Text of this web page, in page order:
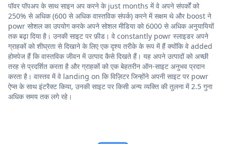
पॉवर पॉपअप के साथ साइन अप करने के just months में वे अपने संपर्कों को
250% से अधिक (600 से अधिक वास्तविक संपर्क) करने में सक्षम थे और boost ने
powr सोशल का उपयोग करके अपने सोशल मीडिया को 6000 से अधिक अनुयायियों
तक बढ़ा दिया है। उनकी साइट पर फ़ीड। वे constantly powr स्लाइडर अपने
ग्राहकों को शीघ्रता से दिखाने के लिए एक दृश्य तरीके के रूप में हैं क्योंकि वे added
होमपेज हैं कि वास्तविक जीवन में उत्पाद कैसे दिखते हैं। यह अपने उत्पादों को अच्छी
तरह से प्रदर्शित करता है और ग्राहकों को एक बेहतरीन ऑन-साइट अनुभव प्रदान
करता है। वास्तव में वे landing on कि विज़िटर जिन्होंने अपनी साइट पर powr
ऐप्स के साथ इंटरैक्ट किया, उनकी साइट पर किसी अन्य व्यक्ति की तुलना में 2.5 गुना
अधिक समय तक लगे रहे।